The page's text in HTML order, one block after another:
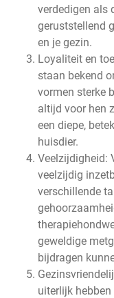
verdedigen als
geruststellend
en je gezin.
Loyaliteit en
staan bekend
vormen sterke
altijd voor hen
een diepe,
huisdier.
Veelzijdigheid:
veelzijdig
verschillende
geweldige
bijdragen
uiterlijk